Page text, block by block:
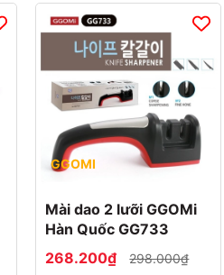
GGOMI
Mài dao 2 lưỡi GGOMi
Hàn Quốc GG733
268.200₫
298.000₫